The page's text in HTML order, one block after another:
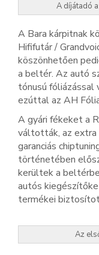
A díjátadó
A Bara kárpitnak
Hififutár /
köszönhetően
a beltér. Az autó
tónusú fóliázással
ezúttal az AH
A gyári fékeket a
váltották, az extra
garanciás
történetében
kerültek a
autós
termékei
Az